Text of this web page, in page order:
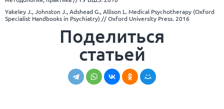
Yakeley J., Johnston J., Adshead G., Allison L. Medical Psychotherapy (Oxford
Specialist Handbooks in Psychiatry) // Oxford University Press. 2016
Поделиться
статьей